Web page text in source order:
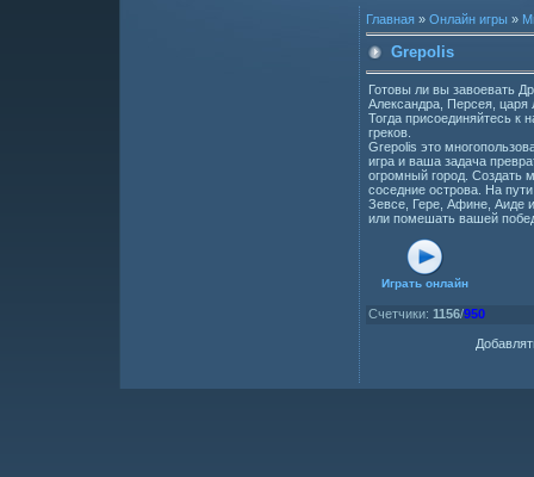
Главная » Онлайн игры »
Grepolis
Готовы ли вы завоевать
Александра, Персея, царя
Тогда присоединяйтесь к
греков.
Grepolis это
игра и ваша задача
огромный город. Создать
соседние острова. На
Зевсе, Гере, Афине, Аиде
или помешать вашей
Играть онлайн
Счетчики: 1156/950